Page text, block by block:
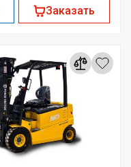
Заказать